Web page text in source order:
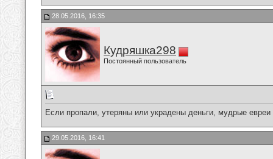
28.05.2016, 16:35
Кудряшка298
Постоянный пользователь
Если пропали, утеряны или украдены деньги, мудрые
29.05.2016, 16:41